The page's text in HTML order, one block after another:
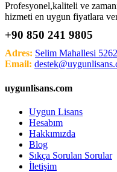
Profesyonel,kaliteli ve
hizmeti en uygun fiyatlara
+90 850 241 9805
Adres: Selim Mahallesi
Email:
uygunlisans.com
Uygun Lisans
Hesabım
Hakkımızda
Blog
Sıkça Sorulan Sorular
İletişim